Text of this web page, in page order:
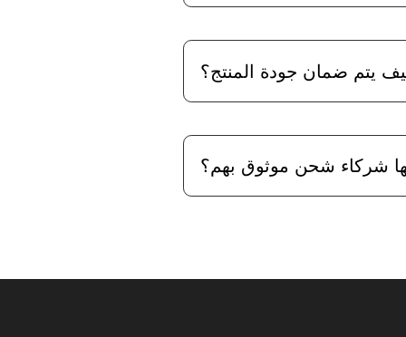
يتم ضمان جودة المنتج؟
شركاء شحن موثوق بهم؟